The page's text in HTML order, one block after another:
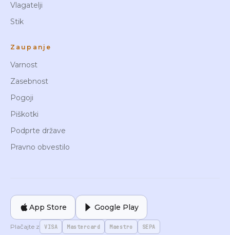
Vlagatelji
Stik
Zaupanje
Varnost
Zasebnost
Pogoji
Piškotki
Podprte države
Pravno obvestilo
App Store Google Play
Plačajte z VISA Mastercard Maestro SEPA